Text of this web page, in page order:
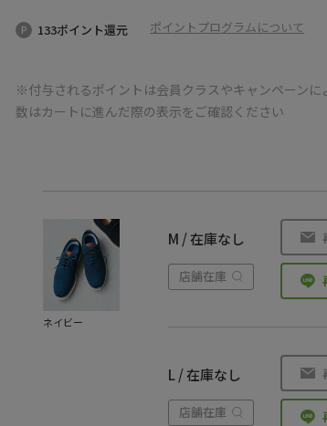
133ポイント還元 ポイントプログラムについて
※付与されるポイントは会員クラスやキャンペーンに
数はカートに進んだ際の表示をご確認ください
ネイビー
M / 在庫なし
店舗在庫
L / 在庫なし
店舗在庫